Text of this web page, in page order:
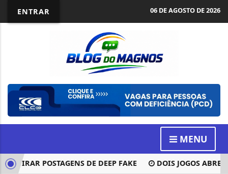
ENTRAR 06 DE AGOSTO DE 2026
MENU
POSTAGENS DE DEEP FAKE DOIS JOGOS ABREM